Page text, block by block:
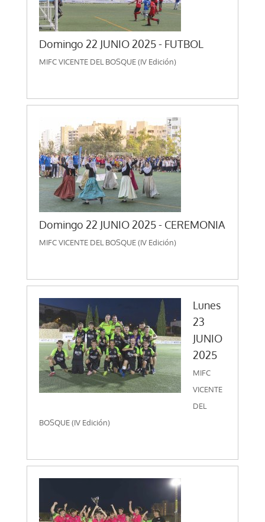
Domingo 22 JUNIO 2025 - FUTBOL
MIFC VICENTE DEL BOSQUE (IV Edición)
Domingo 22 JUNIO 2025 - CEREMONIA
MIFC VICENTE DEL BOSQUE (IV Edición)
Lunes
23
JUNIO
2025
MIFC
VICENTE
DEL
BOSQUE (IV Edición)